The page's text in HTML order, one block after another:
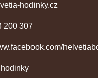
hodinky.cz
200 307